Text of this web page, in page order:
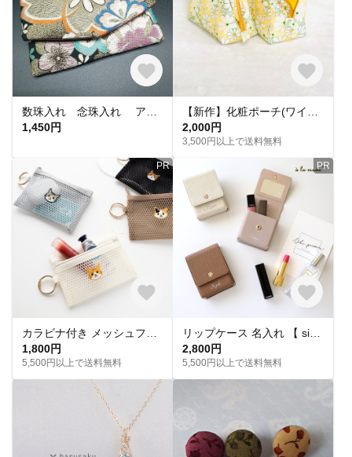
1,450円
2,000円
3,500円以上で送料無料
PR
1,800円
5,500円以上で送料無料
PR
2,800円
5,500円以上で送料無料